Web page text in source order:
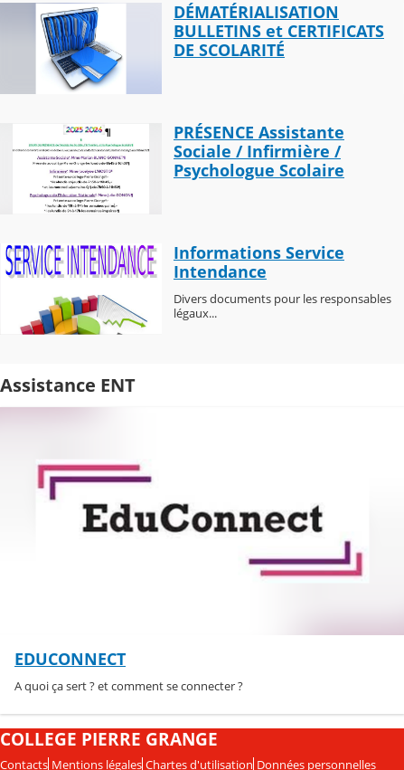
DÉMATÉRIALISATION
BULLETINS et CERTIFICATS
DE SCOLARITÉ
PRÉSENCE Assistante
Sociale / Infirmière /
Psychologue Scolaire
Informations Service
Intendance
Divers documents pour les responsables
légaux...
Assistance ENT
EDUCONNECT
A quoi ça sert ? et comment se connecter ?
COLLEGE PIERRE GRANGE
Contacts Mentions légales Chartes d'utilisation Données personnelles